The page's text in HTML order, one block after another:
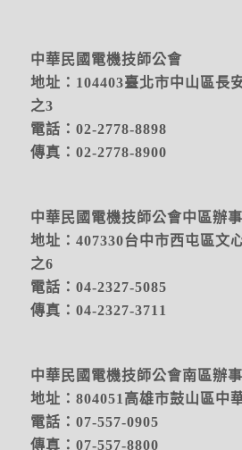
中華民國電機技師公會
地址：104403臺北市中山區長
之3
電話：02-2778-8898
傳真：02-2778-8900
中華民國電機技師公會中區辦
地址： 407330台中市西屯區文
之6
電話：04-2327-5085
傳真：04-2327-3711
中華民國電機技師公會南區辦
地址：804051高雄市鼓山區中
電話：07-557-0905
傳真：07-557-8800